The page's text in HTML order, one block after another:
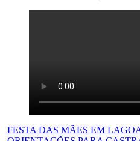
Navegação
FESTA DAS MÃES EM